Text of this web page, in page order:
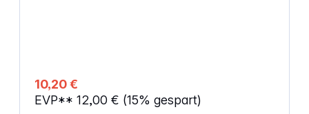
10,20 €
EVP** 12,00 € (15% gespart)